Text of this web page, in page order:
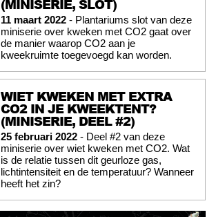
(MINISERIE, SLOT)
11 maart 2022 - Plantariums slot van deze
miniserie over kweken met CO2 gaat over
de manier waarop CO2 aan je
kweekruimte toegevoegd kan worden.
WIET KWEKEN MET EXTRA
CO2 IN JE KWEEKTENT?
(MINISERIE, DEEL #2)
25 februari 2022 - Deel #2 van deze
miniserie over wiet kweken met CO2. Wat
is de relatie tussen dit geurloze gas,
lichtintensiteit en de temperatuur? Wanneer
heeft het zin?